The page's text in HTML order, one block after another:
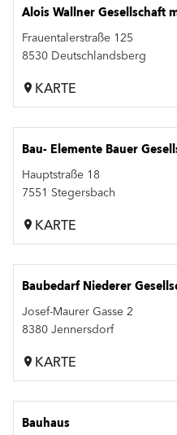
Alois Wallner Gesellschaft
Frauentalerstraße 125
8530 Deutschlandsberg
KARTE
Bau- Elemente Bauer
Hauptstraße 18
7551 Stegersbach
KARTE
Baubedarf Niederer
Josef-Maurer Gasse 2
8380 Jennersdorf
KARTE
Bauhaus